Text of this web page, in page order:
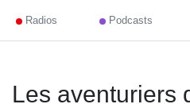
Radios Podcasts
Les aventuriers